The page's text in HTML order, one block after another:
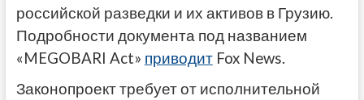
российской разведки и их активов в Грузию.
Подробности документа под названием
«MEGOBARI Act» приводитFox News.
Законопроект требует от исполнительной